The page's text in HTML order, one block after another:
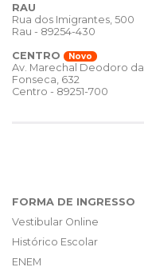
RAU
Rua dos Imigrantes, 500
Rau - 89254-430
CENTRO
Novo
Av. Marechal Deodoro da
Fonseca, 632
Centro - 89251-700
FORMA DE INGRESSO
Vestibular Online
Histórico Escolar
ENEM